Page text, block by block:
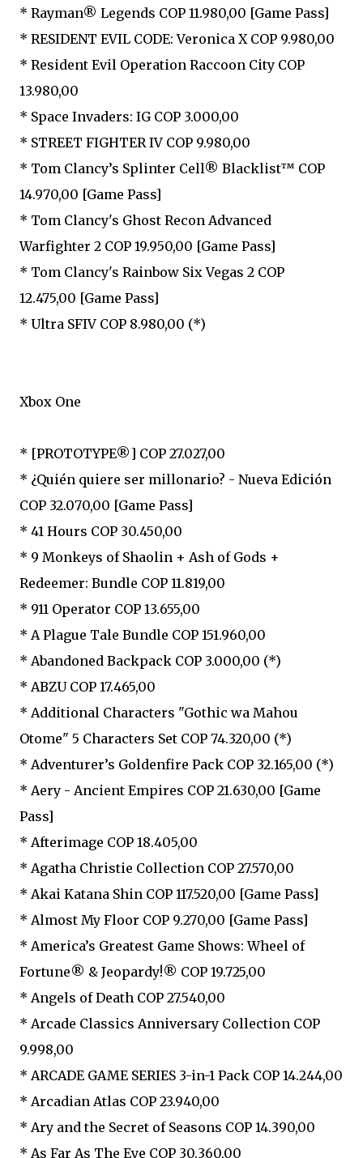
* Rayman® Legends COP 11.980,00 [Game Pass]
* RESIDENT EVIL CODE: Veronica X COP 9.980,00
* Resident Evil Operation Raccoon City COP
13.980,00
* Space Invaders: IG COP 3.000,00
* STREET FIGHTER IV COP 9.980,00
* Tom Clancy’s Splinter Cell® Blacklist™ COP
14.970,00 [Game Pass]
* Tom Clancy's Ghost Recon Advanced
Warfighter 2 COP 19.950,00 [Game Pass]
* Tom Clancy's Rainbow Six Vegas 2 COP
12.475,00 [Game Pass]
* Ultra SFIV COP 8.980,00 (*)
Xbox One
* [PROTOTYPE®] COP 27.027,00
* ¿Quién quiere ser millonario? - Nueva Edición
COP 32.070,00 [Game Pass]
* 41 Hours COP 30.450,00
* 9 Monkeys of Shaolin + Ash of Gods +
Redeemer: Bundle COP 11.819,00
* 911 Operator COP 13.655,00
* A Plague Tale Bundle COP 151.960,00
* Abandoned Backpack COP 3.000,00 (*)
* ABZU COP 17.465,00
* Additional Characters "Gothic wa Mahou
Otome" 5 Characters Set COP 74.320,00 (*)
* Adventurer’s Goldenfire Pack COP 32.165,00 (*)
* Aery - Ancient Empires COP 21.630,00 [Game
Pass]
* Afterimage COP 18.405,00
* Agatha Christie Collection COP 27.570,00
* Akai Katana Shin COP 117.520,00 [Game Pass]
* Almost My Floor COP 9.270,00 [Game Pass]
* America’s Greatest Game Shows: Wheel of
Fortune® & Jeopardy!® COP 19.725,00
* Angels of Death COP 27.540,00
* Arcade Classics Anniversary Collection COP
9.998,00
* ARCADE GAME SERIES 3-in-1 Pack COP 14.244,00
* Arcadian Atlas COP 23.940,00
* Ary and the Secret of Seasons COP 14.390,00
* As Far As The Eye COP 30.360,00